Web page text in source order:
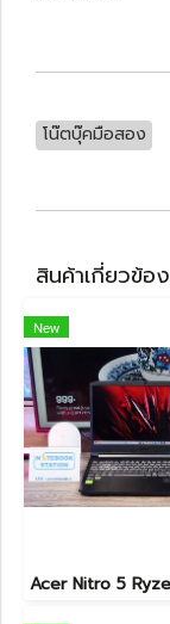
โน๊ตบุ๊คมือสอง
สินค้าเกี่ยวข้อง
New